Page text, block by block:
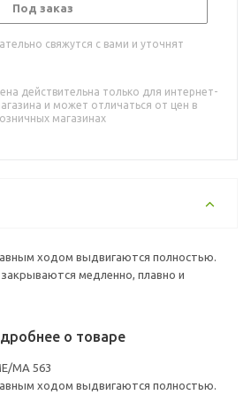
Под заказ
свяжутся с вами и уточнят
действительна только для интернет-
и может отличаться от цен в
магазинах
ходом выдвигаются полностью.
медленно, плавно и
о товаре
MA 563
ходом выдвигаются полностью.